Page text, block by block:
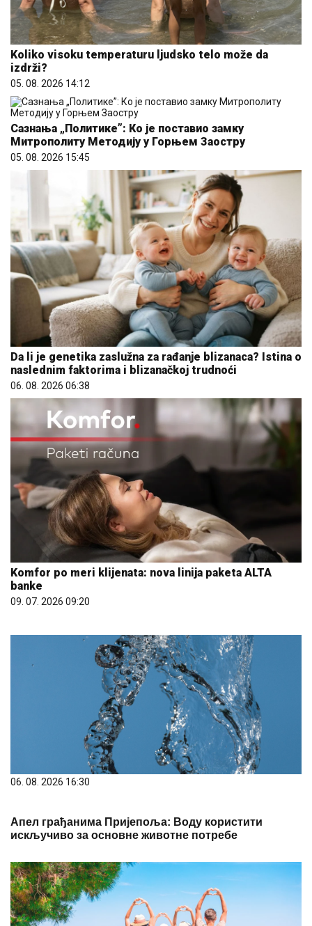
Koliko visoku temperaturu ljudsko telo može da
izdrži?
05. 08. 2026 14:12
Сазнања „Политике”: Ко је поставио замку
Митрополиту Методију у Горњем Заостру
05. 08. 2026 15:45
Da li je genetika zaslužna za rađanje blizanaca? Istina o
naslednim faktorima i blizanačkoj trudnoći
06. 08. 2026 06:38
Komfor po meri klijenata: nova linija paketa ALTA
banke
09. 07. 2026 09:20
06. 08. 2026 16:30
Апел грађанима Пријепоља: Воду користити
искључиво за основне животне потребе